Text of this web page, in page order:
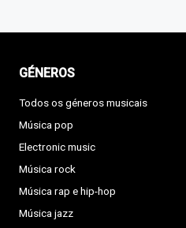
GÉNEROS
Todos os géneros musicais
Música pop
Electronic music
Música rock
Música rap e hip-hop
Música jazz